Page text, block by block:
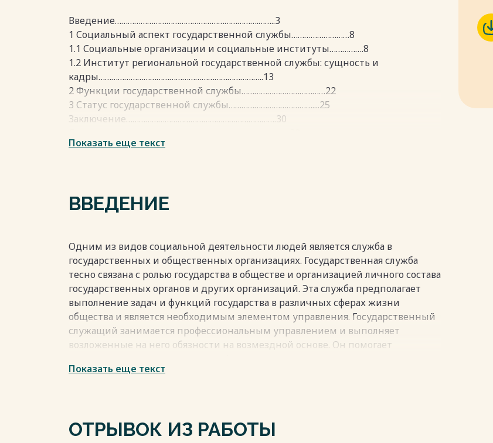
Введение………………………………………………………….……..3
1 Социальный аспект государственной службы………………………8
1.1 Социальные организации и социальные институты…………….8
1.2 Институт региональной государственной службы: сущность и
кадры…………………………………………………………………..13
2 Функции государственной службы…………………………………22
3 Статус государственной службы…………………………………....25
Заключение…………………………………………………………….30
Весь текст будет доступен
Показать еще текст
ВВЕДЕНИЕ
Одним из видов социальной деятельности людей является служба в
государственных и общественных организациях. Государственная служба
тесно связана с ролью государства в обществе и организацией личного состава
государственных органов и других организаций. Эта служба предполагает
выполнение задач и функций государства в различных сферах жизни
общества и является необходимым элементом управления. Государственный
служащий занимается профессиональным управлением и выполняет
возложенные на него обязности на возмездной основе. Он помогает
материальных ценностей непосредственно. Для выполнения задач,
отраслей права и является одной из сторон организационной деятельности
Показать еще текст
ОТРЫВОК ИЗ РАБОТЫ